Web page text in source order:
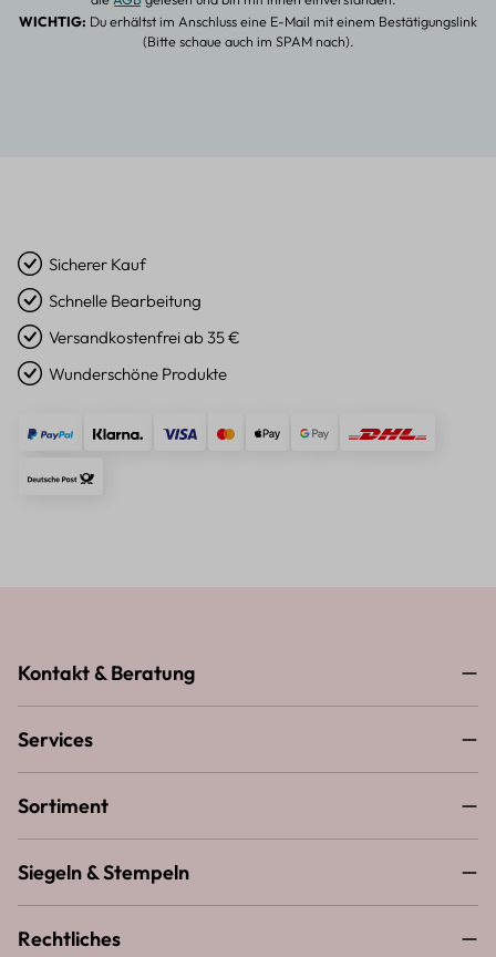
WICHTIG: Du erhältst im Anschluss eine E-Mail mit einem Bestätigungslink
(Bitte schaue auch im SPAM nach).
Sicherer Kauf
Schnelle Bearbeitung
Versandkostenfrei ab 35 €
Wunderschöne Produkte
Kontakt & Beratung
Services
Sortiment
Siegeln & Stempeln
Rechtliches